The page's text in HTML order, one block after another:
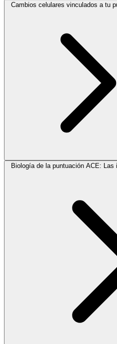
Cambios celulares vinculados a tu
Biología de la puntuación ACE: